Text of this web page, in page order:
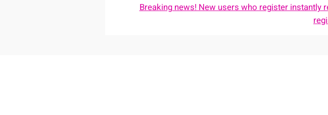
Breaking news! New users who register